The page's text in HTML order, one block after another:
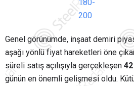
180-
200
Genel görünümde, inşaat demiri
aşağı yönlü fiyat hareketleri öne
süreli satış açılışıyla gerçekleşen
günün en önemli gelişmesi oldu.